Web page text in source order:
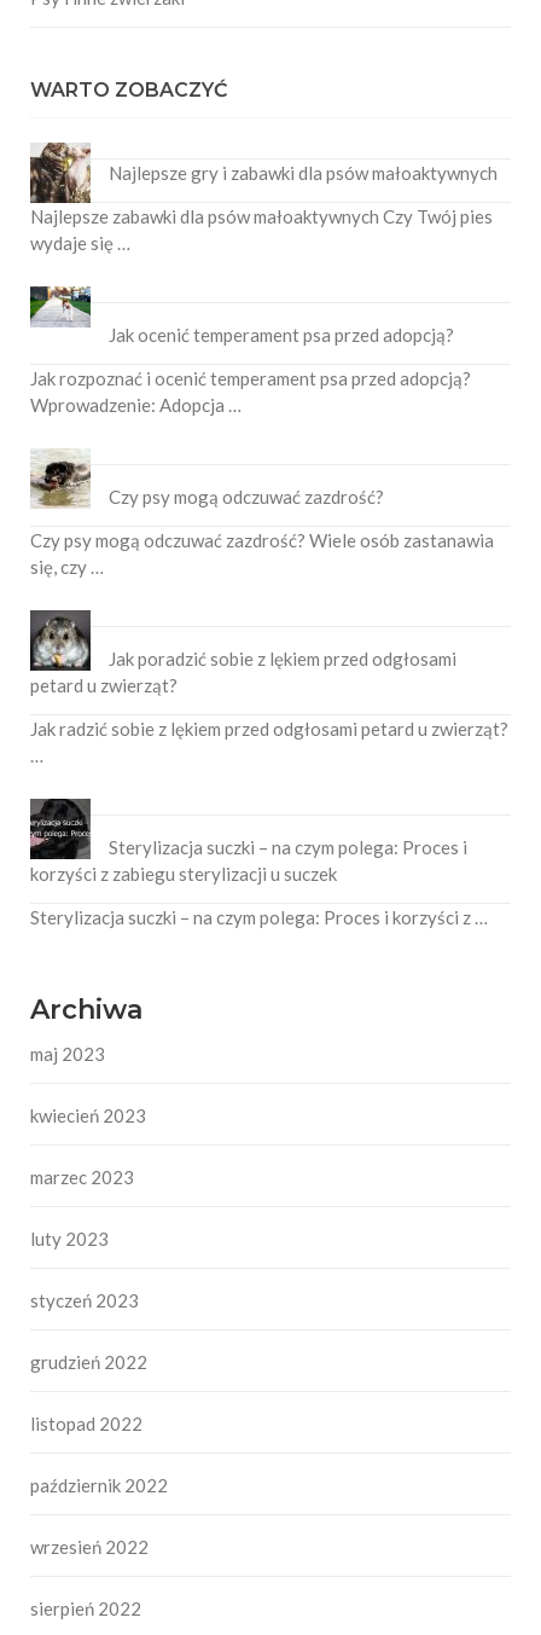
WARTO ZOBACZYĆ
Najlepsze gry i zabawki dla psów małoaktywnych
Najlepsze zabawki dla psów małoaktywnych Czy Twój pies
wydaje się …
Jak ocenić temperament psa przed adopcją?
Jak rozpoznać i ocenić temperament psa przed adopcją?
Wprowadzenie: Adopcja …
Czy psy mogą odczuwać zazdrość?
Czy psy mogą odczuwać zazdrość? Wiele osób zastanawia
się, czy …
Jak poradzić sobie z lękiem przed odgłosami
petard u zwierząt?
Jak radzić sobie z lękiem przed odgłosami petard u zwierząt?
…
Sterylizacja suczki – na czym polega: Proces i
korzyści z zabiegu sterylizacji u suczek
Sterylizacja suczki – na czym polega: Proces i korzyści z …
Archiwa
maj 2023
kwiecień 2023
marzec 2023
luty 2023
styczeń 2023
grudzień 2022
listopad 2022
październik 2022
wrzesień 2022
sierpień 2022